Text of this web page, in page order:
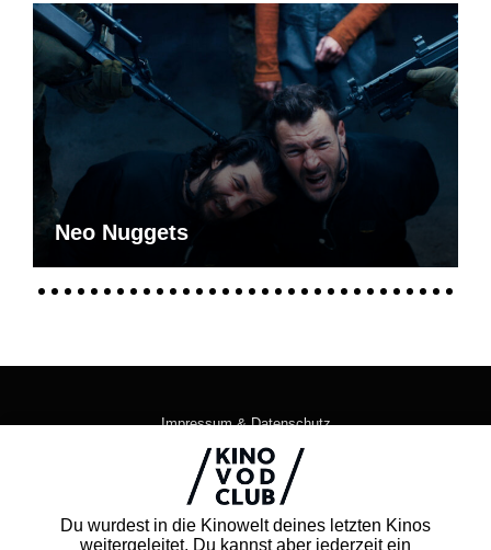
Du wurdest in die Kinowelt deines letzten Kinos
weitergeleitet. Du kannst aber jederzeit ein
Neo Nuggets
Impressum & Datenschutz
AGB
Kontakt
FAQ
Newsletter